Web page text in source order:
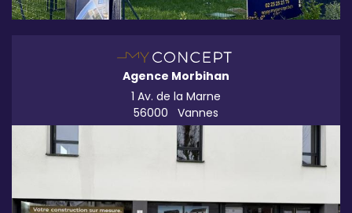
Agence Morbihan
1 Av. de la Marne
56000
Vannes